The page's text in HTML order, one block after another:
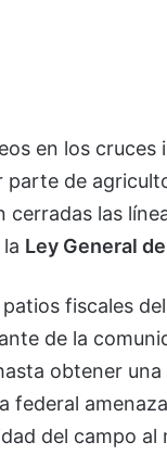
en los
parte de
cerradas las
Ley General
patios fiscales
de la
obtener
federal
del campo